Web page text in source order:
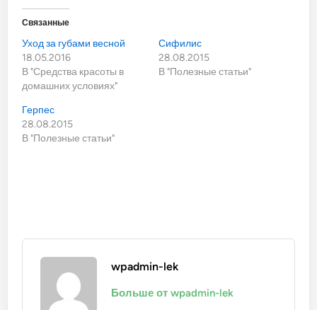
Связанные
Уход за губами весной
18.05.2016
В "Средства красоты в
домашних условиях"
Сифилис
28.08.2015
В "Полезные статьи"
Герпес
28.08.2015
В "Полезные статьи"
wpadmin-lek
Больше от wpadmin-lek